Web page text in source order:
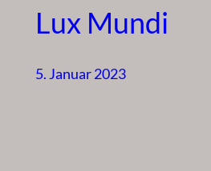
Lux Mundi
5. Januar 2023